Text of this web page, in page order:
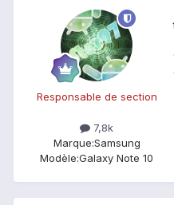
Responsable de section
7,8k
Marque:Samsung
Modèle:Galaxy Note 10